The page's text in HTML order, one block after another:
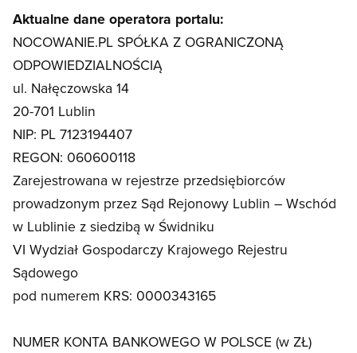
Aktualne dane operatora portalu:
NOCOWANIE.PL SPÓŁKA Z OGRANICZONĄ
ODPOWIEDZIALNOŚCIĄ
ul. Nałęczowska 14
20-701 Lublin
NIP: PL 7123194407
REGON: 060600118
Zarejestrowana w rejestrze przedsiębiorców
prowadzonym przez Sąd Rejonowy Lublin – Wschód
w Lublinie z siedzibą w Świdniku
VI Wydział Gospodarczy Krajowego Rejestru
Sądowego
pod numerem KRS: 0000343165
NUMER KONTA BANKOWEGO W POLSCE (w ZŁ)